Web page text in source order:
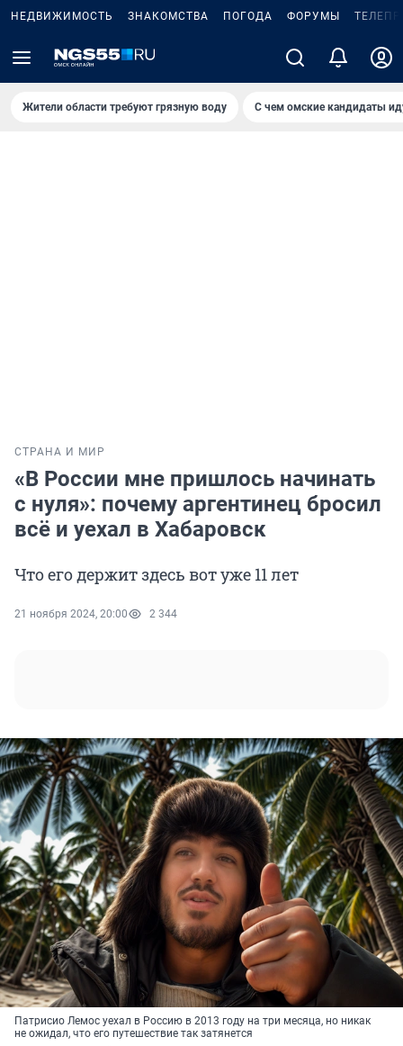
НЕДВИЖИМОСТЬ ЗНАКОМСТВА ПОГОДА ФОРУМЫ
Жители области требуют грязную воду С чем омские кандидаты
СТРАНА И МИР
«В России мне пришлось начинать
с нуля»: почему аргентинец бросил
всё и уехал в Хабаровск
Что его держит здесь вот уже 11 лет
21 ноября 2024, 20:00 2 344
Патрисио Лемос уехал в Россию в 2013 году на три месяца, но никак
не ожидал, что его путешествие так затянется